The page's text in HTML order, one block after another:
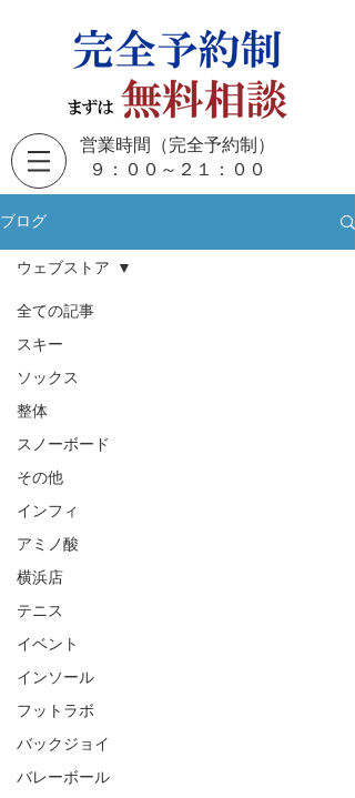
営業時間（完全予約制）
​９：００～２１：００
ブログ
全ての記事
スキー
ソックス
整体
スノーボード
その他
インフィ
アミノ酸
横浜店
テニス
イベント
インソール
フットラボ
バックジョイ
バレーボール
ウェブストア